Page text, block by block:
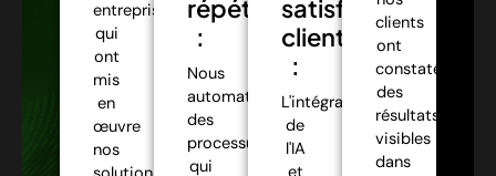
entreprises
qui
ont
mis
en
œuvre
nos
répétitives
:
Nous
automatisons
des
processus
qui
satisfaction
client
:
L'intégration
de
l'IA
clients
ont
constaté
des
résultats
visibles
dans